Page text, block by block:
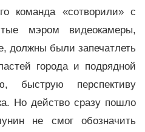
команда «сотворили» с
мэром видеокамеры,
должны были запечатлеть
города и подрядной
быструю перспективу
Но действо сразу пошло
не смог обозначить